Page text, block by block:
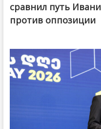
сравнил путь
против оппозиции